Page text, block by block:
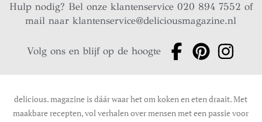
Hulp nodig? Bel onze klantenservice 020 894 7552 of
mail naarklantenservice@deliciousmagazine.nl
Volg ons en blijf op de hoogte
delicious. magazine is dáár waar het om koken en eten draait. Met
maakbare recepten, vol verhalen over mensen met een passie voor